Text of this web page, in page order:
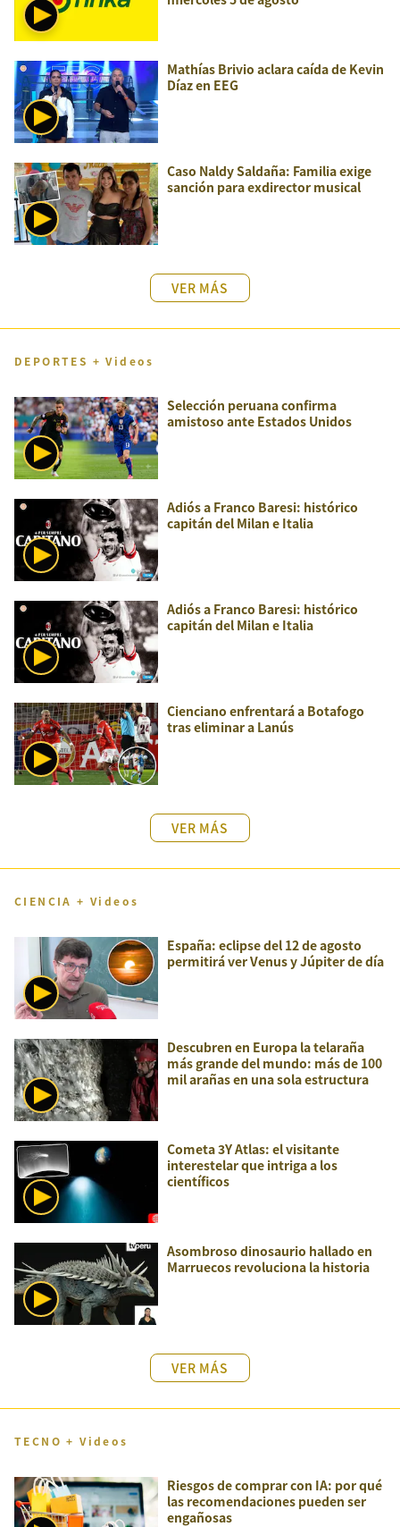
Mathías Brivio aclara caída de Kevin
Díaz en EEG
Caso Naldy Saldaña: Familia exige
sanción para exdirector musical
VER MÁS
DEPORTES + Videos
Selección peruana confirma
amistoso ante Estados Unidos
Adiós a Franco Baresi: histórico
capitán del Milan e Italia
Adiós a Franco Baresi: histórico
capitán del Milan e Italia
Cienciano enfrentará a Botafogo
tras eliminar a Lanús
VER MÁS
CIENCIA + Videos
España: eclipse del 12 de agosto
permitirá ver Venus y Júpiter de día
Descubren en Europa la telaraña
más grande del mundo: más de 100
mil arañas en una sola estructura
Cometa 3Y Atlas: el visitante
interestelar que intriga a los
científicos
Asombroso dinosaurio hallado en
Marruecos revoluciona la historia
VER MÁS
TECNO + Videos
Riesgos de comprar con IA: por qué
las recomendaciones pueden ser
engañosas